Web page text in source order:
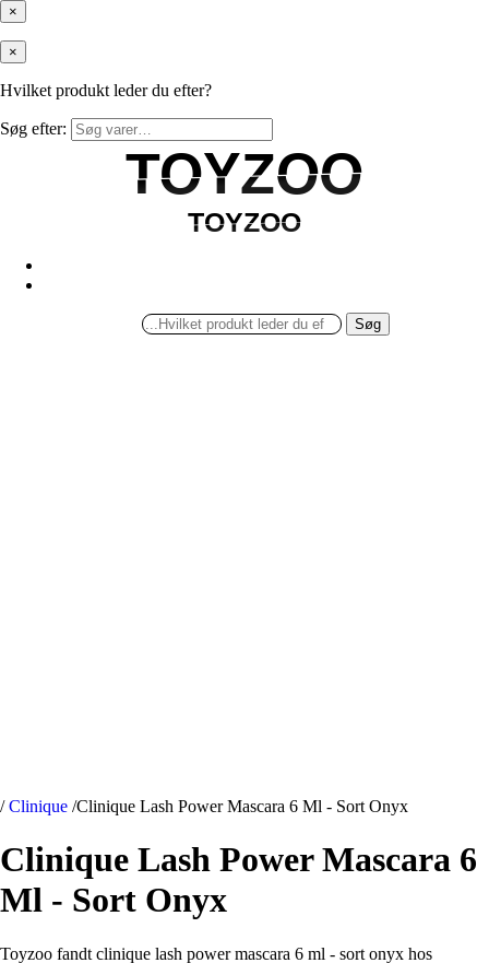
×
×
Hvilket produkt leder du efter?
Søg efter:
TOYZOO
TOYZOO
TOYZOO
TOYZOO
Søg
/ Clinique /Clinique Lash Power Mascara 6 Ml - Sort Onyx
Clinique Lash Power Mascara 6
Ml - Sort Onyx
Toyzoo fandt clinique lash power mascara 6 ml - sort onyx hos